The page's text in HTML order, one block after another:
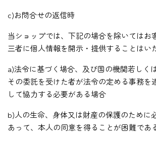
c)お問合せの返信時
当ショップでは、下記の場合を除いてはお
三者に個人情報を開示・提供することはい
a)法令に基づく場合、及び国の機関若しく
その委託を受けた者が法令の定める事務を
して協力する必要がある場合
b)人の生命、身体又は財産の保護のために
あって、本人の同意を得ることが困難であ